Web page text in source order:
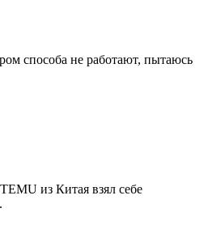
способа не работают, пытаюсь
из Китая взял себе